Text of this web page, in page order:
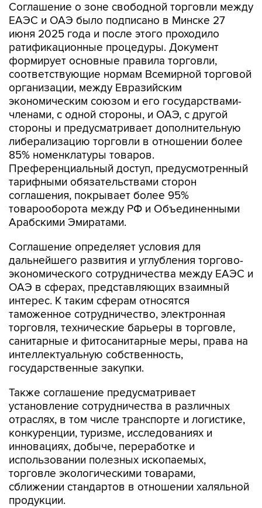
Соглашение о зоне свободной торговли между
ЕАЭС и ОАЭ было подписано в Минске 27
июня 2025 года и после этого проходило
ратификационные процедуры. Документ
формирует основные правила торговли,
соответствующие нормам Всемирной торговой
организации, между Евразийским
экономическим союзом и его государствами-
членами, с одной стороны, и ОАЭ, с другой
стороны и предусматривает дополнительную
либерализацию торговли в отношении более
85% номенклатуры товаров.
Преференциальный доступ, предусмотренный
тарифными обязательствами сторон
соглашения, покрывает более 95%
товарооборота между РФ и Объединенными
Арабскими Эмиратами.
Соглашение определяет условия для
дальнейшего развития и углубления торгово-
экономического сотрудничества между ЕАЭС и
ОАЭ в сферах, представляющих взаимный
интерес. К таким сферам относятся
таможенное сотрудничество, электронная
торговля, технические барьеры в торговле,
санитарные и фитосанитарные меры, права на
интеллектуальную собственность,
государственные закупки.
Также соглашение предусматривает
установление сотрудничества в различных
отраслях, в том числе транспорте и логистике,
конкуренции, туризме, исследованиях и
инновациях, добыче, переработке и
использовании полезных ископаемых,
торговле экологическими товарами,
сближении стандартов в отношении халяльной
продукции.